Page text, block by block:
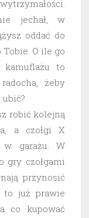
jechał, w
oddać do
O ile go
to
żeby
robić kolejną
a czołgi X
w garażu. W
gry czołgami
przynosić
już prawie
co kupować